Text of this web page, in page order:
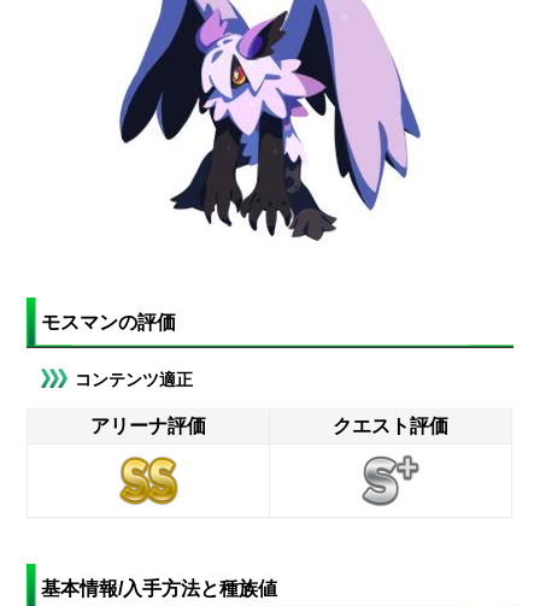
モスマンの評価
コンテンツ適正
アリーナ評価 クエスト評価
基本情報/入手方法と種族値